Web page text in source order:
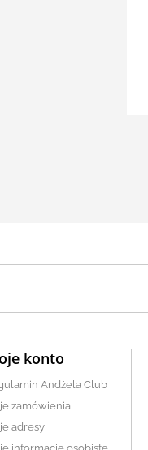
konto
Andżela Club
zamówienia
adresy